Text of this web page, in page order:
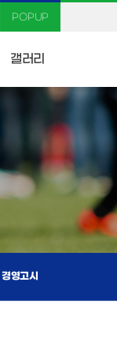
POPUP
갤러리
경영고시